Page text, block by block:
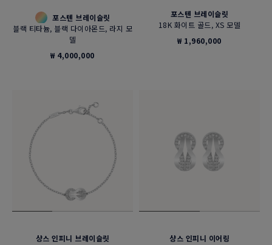
포스텐 브레이슬릿
블랙 티타늄, 블랙 다이아몬드, 라지 모
델
₩ 4,000,000
포스텐 브레이슬릿
18K 화이트 골드, XS 모델
₩ 1,960,000
샹스 인피니 브레이슬릿
샹스 인피니 이어링